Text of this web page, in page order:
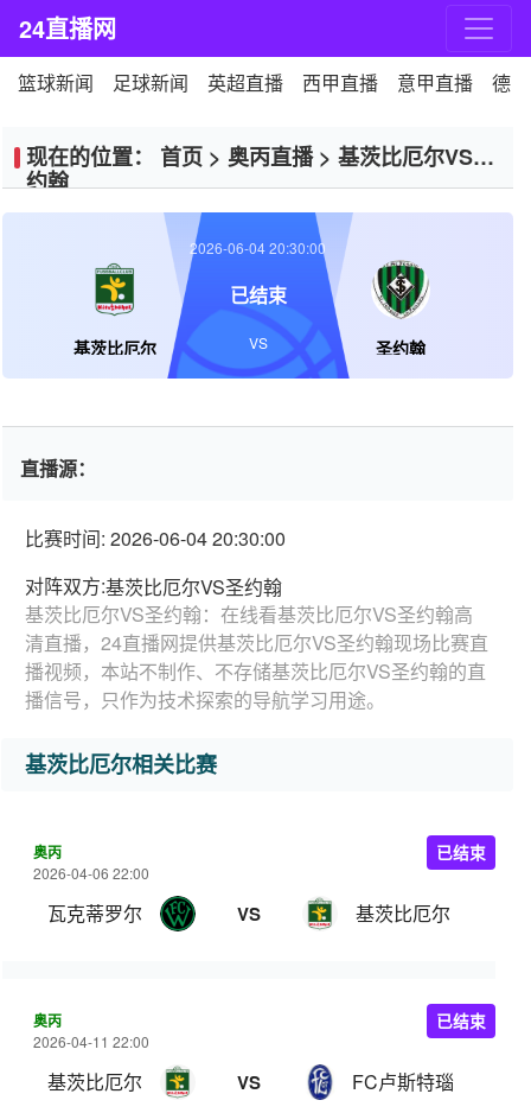
24直播网
篮球新闻 足球新闻 英超直播 西甲直播 意甲直播 德
现在的位置： 首页 > 奥丙直播> 基茨比厄尔VS圣
约翰
基茨比厄尔 圣约翰
2026-06-04 20:30:00
已结束
VS
直播源：
比赛时间: 2026-06-04 20:30:00
对阵双方:基茨比厄尔VS圣约翰
基茨比厄尔VS圣约翰：在线看基茨比厄尔VS圣约翰高
清直播，24直播网提供基茨比厄尔VS圣约翰现场比赛直
播视频，本站不制作、不存储基茨比厄尔VS圣约翰的直
播信号，只作为技术探索的导航学习用途。
基茨比厄尔相关比赛
奥丙
2026-04-06 22:00
瓦克蒂罗尔 VS 基茨比厄尔
已结束
奥丙
2026-04-11 22:00
基茨比厄尔 VS FC卢斯特瑙
已结束